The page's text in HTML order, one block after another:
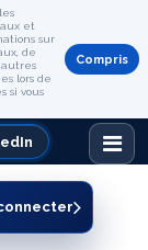
et
sur
de
lors de
si vous
Compris